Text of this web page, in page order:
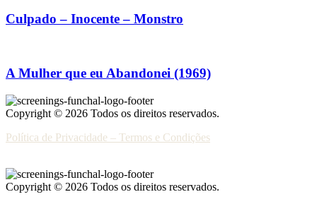
Culpado – Inocente – Monstro
A Mulher que eu Abandonei (1969)
Copyright © 2026 Todos os direitos reservados.
Política de Privacidade – Termos e Condições
Copyright © 2026 Todos os direitos reservados.